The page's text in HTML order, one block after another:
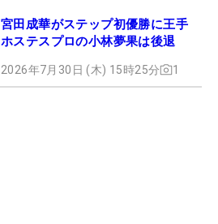
宮田成華がステップ初優勝に王手
ホステスプロの小林夢果は後退
2026年7月30日 (木) 15時25分 1